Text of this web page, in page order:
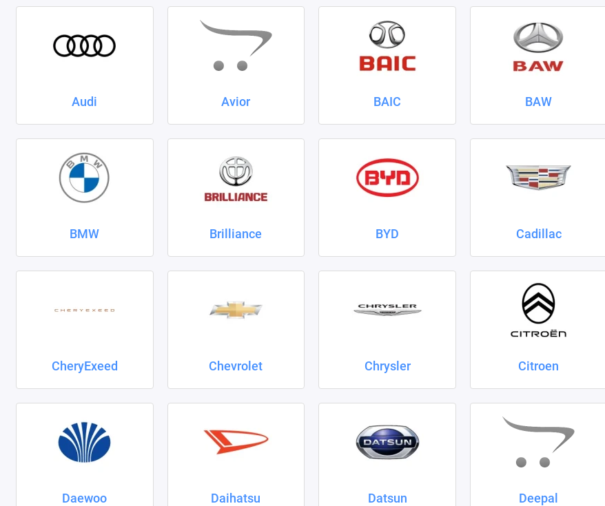
Audi Avior BAIC BAW
BMW Brilliance BYD Cadillac
CheryExeed Chevrolet Chrysler Citroen
Daewoo Daihatsu Datsun Deepal